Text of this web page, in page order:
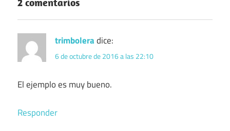
trimboleradice:
6 de octubre de 2016 a las 22:10
El ejemplo es muy bueno.
Responder